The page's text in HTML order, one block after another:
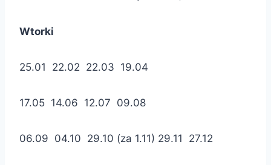
Wtorki
25.01 22.02 22.03 19.04
17.05 14.06 12.07 09.08
06.09 04.10 29.10 (za 1.11) 29.11 27.12